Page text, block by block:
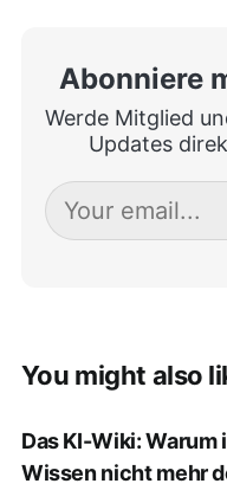
Abonniere
Werde Mitglied
Updates
You might also
Das KI-Wiki: Warum
Wissen nicht mehr